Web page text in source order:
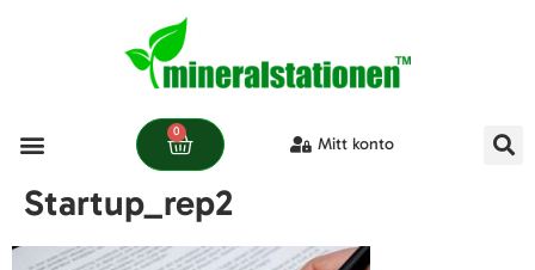
0
Mitt konto
Startup_rep2